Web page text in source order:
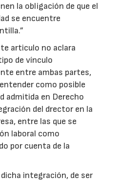
la obligación de que el
se encuentre
articulo no aclara
de vínculo
entre ambas partes,
como posible
admitida en Derecho
del drector en la
entre las que se
laboral como
por cuenta de la
integración, de ser